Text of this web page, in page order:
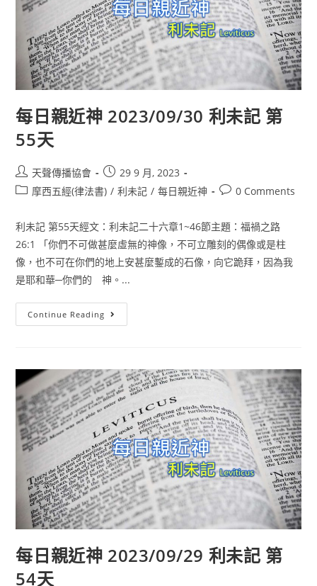
每日親近神 2023/09/30 利未記 第
55天
天聲傳播協會
29 9 月, 2023
摩西五經(律法書) / 利未記 / 每日親近神 0 Comments
利未記 第55天經文：利未記二十六章1~46節主題：福禍之路
26:1 「你們不可做甚麼虛無的神像，不可立雕刻的偶像或是柱
像，也不可在你們的地上安甚麼鏨成的石像，向它跪拜，因為我
是耶和華─你們的 神。...
Continue Reading
每日親近神 2023/09/29 利未記 第
54天